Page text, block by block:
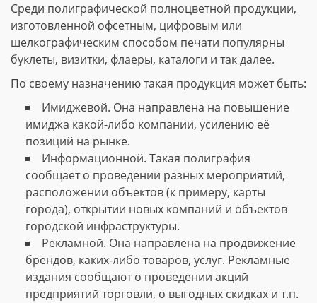
Среди полиграфической полноцветной продукции,
изготовленной офсетным, цифровым или
шелкографическим способом печати популярны
буклеты, визитки, флаеры, каталоги и так далее.
По своему назначению такая продукция может быть:
Имиджевой. Она направлена на повышение
имиджа какой-либо компании, усилению её
позиций на рынке.
Информационной. Такая полиграфия
сообщает о проведении разных мероприятий,
расположении объектов (к примеру, карты
города), открытии новых компаний и объектов
городской инфраструктуры.
Рекламной. Она направлена на продвижение
брендов, каких-либо товаров, услуг. Рекламные
издания сообщают о проведении акций
предприятий торговли, о выгодных скидках и т.п.